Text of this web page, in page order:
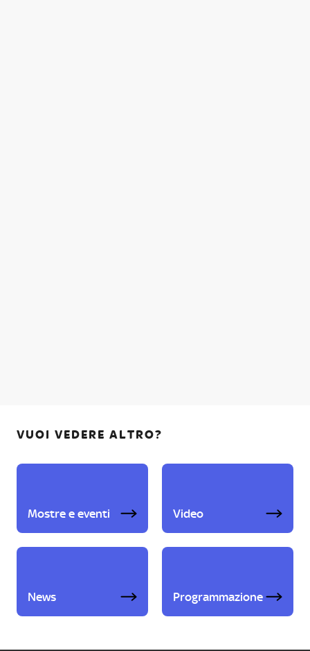
VUOI VEDERE ALTRO?
Mostre e eventi Video
News Programmazione